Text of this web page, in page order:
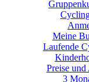
Meine
Laufende
Preise und
3